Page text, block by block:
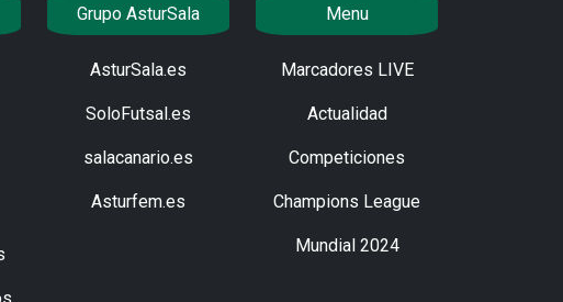
Grupo AsturSala
AsturSala.es
SoloFutsal.es
salacanario.es
Asturfem.es
Menu
Marcadores LIVE
Actualidad
Competiciones
Champions League
Mundial 2024